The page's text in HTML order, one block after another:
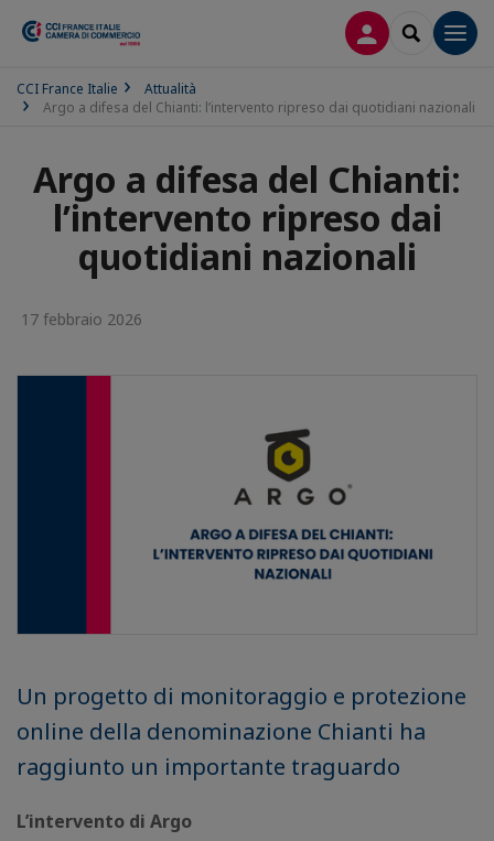
LOG INSEARCH
CCI France Italie
Attualità
Argo a difesa del Chianti: l’intervento ripreso dai quotidiani nazionali
Argo a difesa del Chianti:
l’intervento ripreso dai
quotidiani nazionali
17 febbraio 2026
Un progetto di monitoraggio e protezione
online della denominazione Chianti ha
raggiunto un importante traguardo
L’intervento di Argo